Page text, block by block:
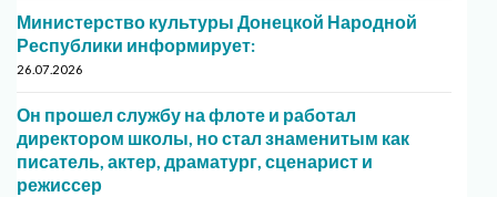
Министерство культуры Донецкой Народной
Республики информирует:
26.07.2026
Он прошел службу на флоте и работал
директором школы, но стал знаменитым как
писатель, актер, драматург, сценарист и
режиссер